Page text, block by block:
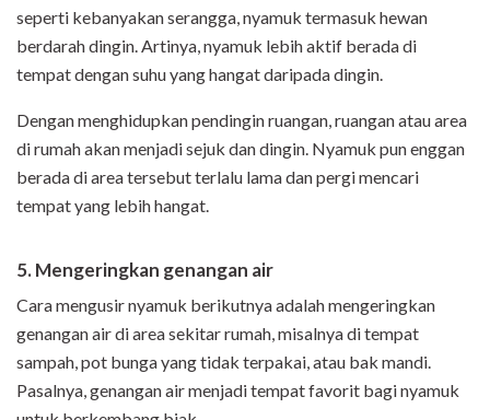
seperti kebanyakan serangga, nyamuk termasuk hewan
berdarah dingin. Artinya, nyamuk lebih aktif berada di
tempat dengan suhu yang hangat daripada dingin.
Dengan menghidupkan pendingin ruangan, ruangan atau area
di rumah akan menjadi sejuk dan dingin. Nyamuk pun enggan
berada di area tersebut terlalu lama dan pergi mencari
tempat yang lebih hangat.
5. Mengeringkan genangan air
Cara mengusir nyamuk berikutnya adalah mengeringkan
genangan air di area sekitar rumah, misalnya di tempat
sampah, pot bunga yang tidak terpakai, atau bak mandi.
Pasalnya, genangan air menjadi tempat favorit bagi nyamuk